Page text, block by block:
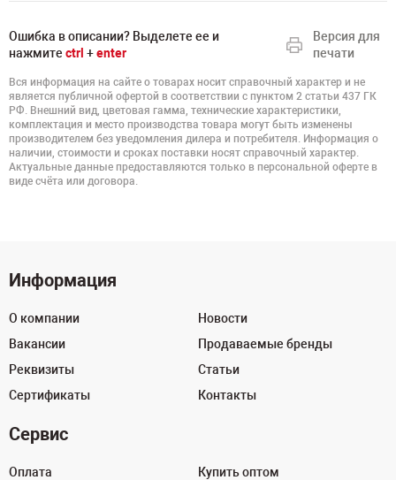
Ошибка в описании? Выделете ее и
нажмите ctrl +enter
Версия для
печати
Вся информация на сайте о товарах носит справочный характер и не
является публичной офертой в соответствии с пунктом 2 статьи 437 ГК
РФ. Внешний вид, цветовая гамма, технические характеристики,
комплектация и место производства товара могут быть изменены
производителем без уведомления дилера и потребителя. Информация о
наличии, стоимости и сроках поставки носят справочный характер.
Актуальные данные предоставляются только в персональной оферте в
виде счёта или договора.
Информация
О компании
Вакансии
Реквизиты
Сертификаты
Новости
Продаваемые бренды
Статьи
Контакты
Сервис
Оплата
Купить оптом